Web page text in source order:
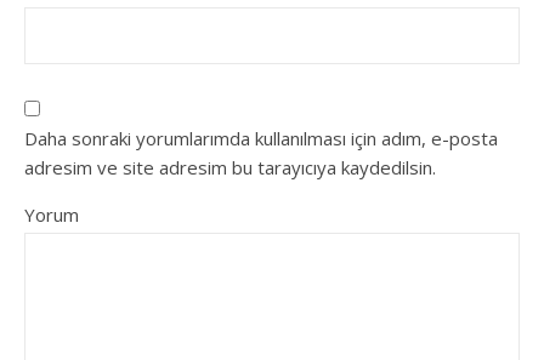
Daha sonraki yorumlarımda kullanılması için adım, e-posta
adresim ve site adresim bu tarayıcıya kaydedilsin.
Yorum